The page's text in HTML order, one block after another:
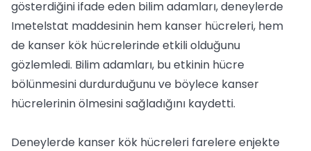
gösterdiğini ifade eden bilim adamları, deneylerde
Imetelstat maddesinin hem kanser hücreleri, hem
de kanser kök hücrelerinde etkili olduğunu
gözlemledi. Bilim adamları, bu etkinin hücre
bölünmesini durdurduğunu ve böylece kanser
hücrelerinin ölmesini sağladığını kaydetti.
Deneylerde kanser kök hücreleri farelere enjekte